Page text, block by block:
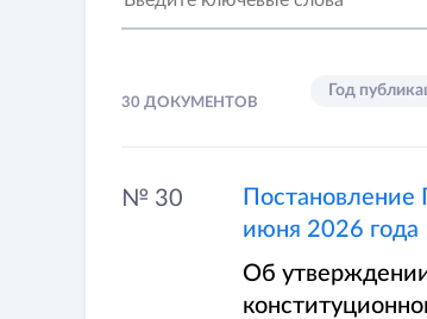
30 ДОКУМЕНТОВ
Год
№ 30
Постановление
июня 2026
Об